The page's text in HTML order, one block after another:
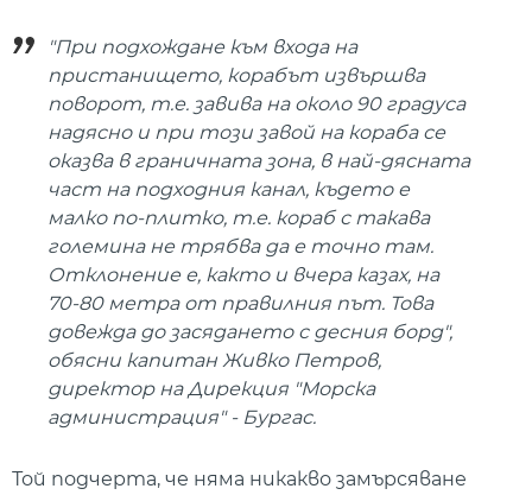
"При подхождане към входа на
пристанището, корабът извършва
поворот, т.е. завива на около 90 градуса
надясно и при този завой на кораба се
оказва в граничната зона, в най-дясната
част на подходния канал, където е
малко по-плитко, т.е. кораб с такава
големина не трябва да е точно там.
Отклонение е, както и вчера казах, на
70-80 метра от правилния път. Това
довежда до засядането с десния борд",
обясни капитан Живко Петров,
директор на Дирекция "Морска
администрация" - Бургас.
Той подчерта, че няма никакво замърсяване